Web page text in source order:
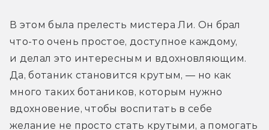
В этом была прелесть мистера Ли. Он брал
что-то очень простое, доступное каждому,
и делал это интересным и вдохновляющим.
Да, ботаник становится крутым, — но как
много таких ботаников, которым нужно
вдохновение, чтобы воспитать в себе
желание не просто стать крутыми, а помогать